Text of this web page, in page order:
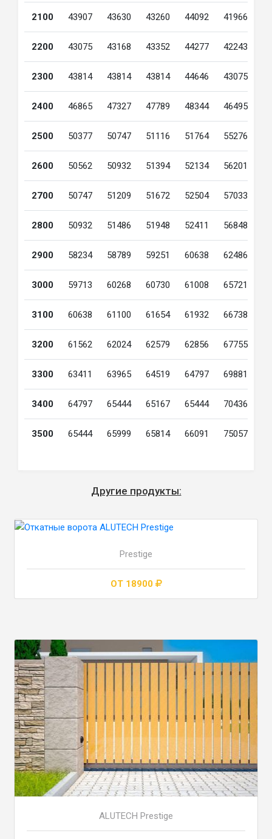
2100 43907 43630 43260 44092 41966
2200 43075 43168 43352 44277 42243
2300 43814 43814 43814 44646 43075
2400 46865 47327 47789 48344 46495
2500 50377 50747 51116 51764 55276
2600 50562 50932 51394 52134 56201
2700 50747 51209 51672 52504 57033
2800 50932 51486 51948 52411 56848
2900 58234 58789 59251 60638 62486
3000 59713 60268 60730 61008 65721
3100 60638 61100 61654 61932 66738
3200 61562 62024 62579 62856 67755
3300 63411 63965 64519 64797 69881
3400 64797 65444 65167 65444 70436
3500 65444 65999 65814 66091 75057
Другие продукты:
Prestige
ОТ 18900
ALUTECH Prestige